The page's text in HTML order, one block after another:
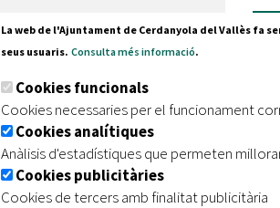
Tel.
| Avís legal | Protecció de dades
La web de l'Ajuntament de Cerdanyola del Vallès fa
seus usuaris. Consulta més informació.
Cookies funcionals
Cookies necessaries per el funcionament
Cookies analítiques
Anàlisis d'estadístiques que permeten
Cookies publicitàries
Cookies de tercers amb finalitat publicitària